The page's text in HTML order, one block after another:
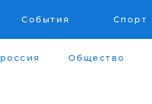
События Спорт
россия Общество